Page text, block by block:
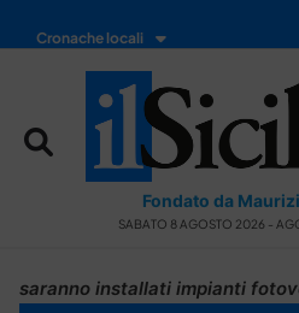
Cronache locali
Fondato da
SABATO 8 AGOSTO 2026 -
saranno installati impianti